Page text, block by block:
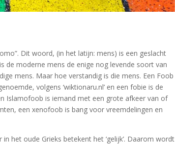
Dit woord, (in het latijn: mens) is een geslacht
de moderne mens de enige nog levende soort van
mens. Maar hoe verstandig is die mens. Een Foob
volgens ‘wiktionaru.nl’ en een fobie is de
Islamofoob is iemand met een grote afkeer van of
een xenofoob is bang voor vreemdelingen en
het oude Grieks betekent het ‘gelijk’. Daarom wordt